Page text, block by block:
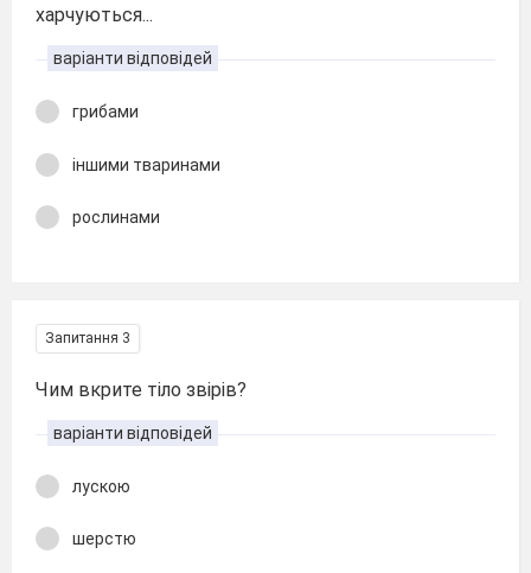
харчуються...
варіанти відповідей
грибами
іншими тваринами
рослинами
Запитання 3
Чим вкрите тіло звірів?
варіанти відповідей
лускою
шерстю